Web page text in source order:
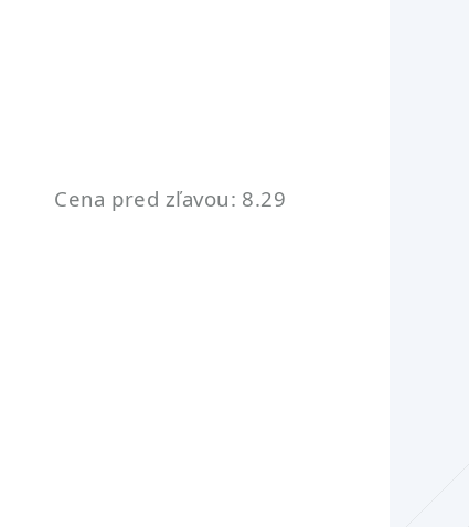
Cena pred zľavou: 8.29